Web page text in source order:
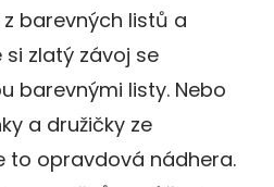
barevných listů a
zlatý závoj se
barevnými listy. Nebo
a družičky ze
to opravdová nádhera.